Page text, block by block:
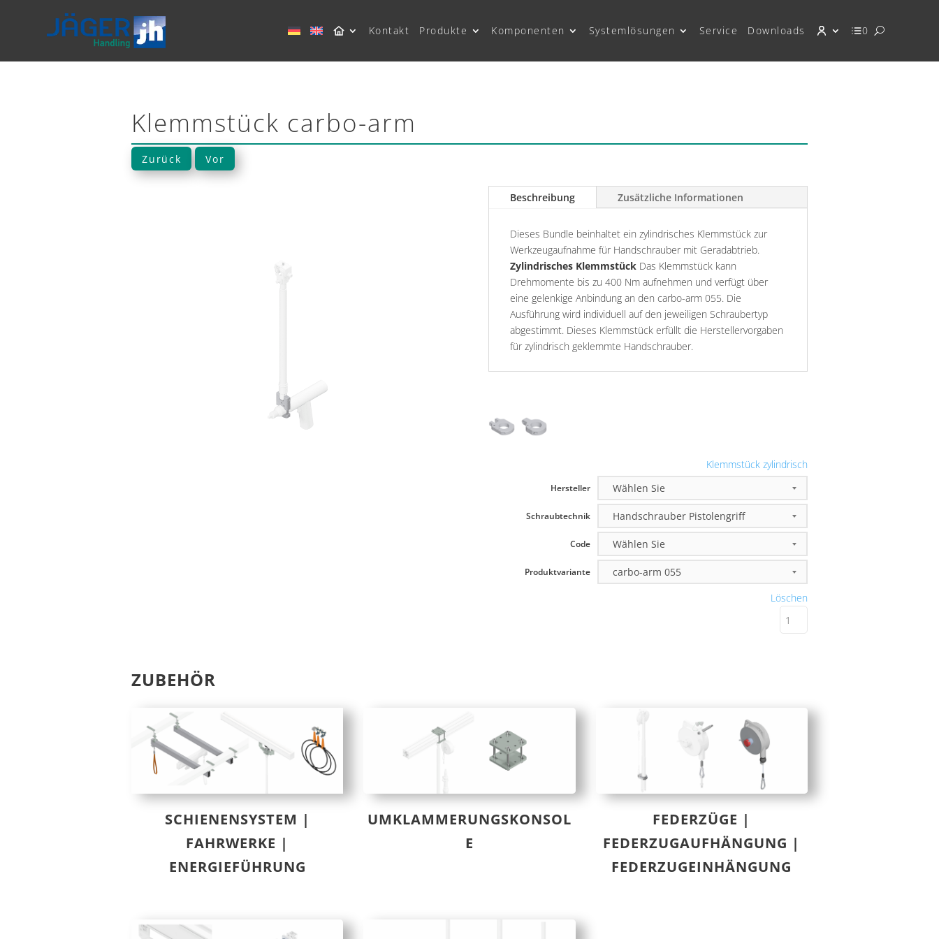
Kontakt Produkte Komponenten Systemlösungen Service Downloads 0
Klemmstück carbo-arm
Zurück Vor
Beschreibung Zusätzliche Informationen
Dieses Bundle beinhaltet ein zylindrisches Klemmstück zur
Werkzeugaufnahme für Handschrauber mit Geradabtrieb.
Zylindrisches KlemmstückDas Klemmstück kann
Drehmomente bis zu 400 Nm aufnehmen und verfügt über
eine gelenkige Anbindung an den carbo-arm 055. Die
Ausführung wird individuell auf den jeweiligen Schraubertyp
abgestimmt. Dieses Klemmstück erfüllt die Herstellervorgaben
für zylindrisch geklemmte Handschrauber.
Klemmstück zylindrisch
Hersteller
Schraubtechnik
Code
Produktvariante
Löschen
ZUBEHÖR
SCHIENENSYSTEM |
FAHRWERKE |
ENERGIEFÜHRUNG
UMKLAMMERUNGSKONSOL
E
FEDERZÜGE |
FEDERZUGAUFHÄNGUNG |
FEDERZUGEINHÄNGUNG